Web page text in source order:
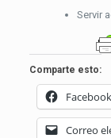
Servir
Comparte esto:
Facebook
Correo